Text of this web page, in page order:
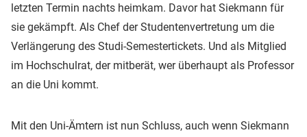
letzten Termin nachts heimkam. Davor hat Siekmann für
sie gekämpft. Als Chef der Studentenvertretung um die
Verlängerung des Studi-Semestertickets. Und als Mitglied
im Hochschulrat, der mitberät, wer überhaupt als Professor
an die Uni kommt.
Mit den Uni-Ämtern ist nun Schluss, auch wenn Siekmann